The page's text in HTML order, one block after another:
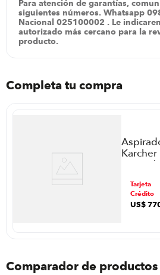
Para atención de garantías,
siguientes números. Whatsapp
Nacional 025100002 . Le
autorizado más cercano para la
producto.
Completa tu compra
P8910 |
Tarjeta
Crédito
US$
Comparador de productos